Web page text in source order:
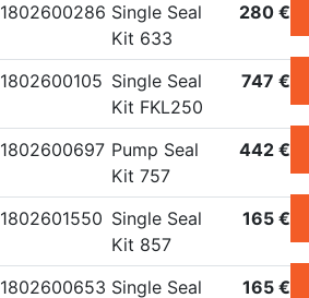
1802600286 Single Seal
Kit 633
280 €
1802600105 Single Seal
Kit FKL250
747 €
1802600697 Pump Seal
Kit 757
442 €
1802601550 Single Seal
Kit 857
165 €
1802600653 Single Seal
165 €